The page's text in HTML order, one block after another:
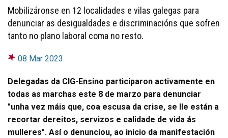
Mobilizáronse en 12 localidades e vilas galegas para
denunciar as desigualdades e discriminacións que sofren
tanto no plano laboral coma no resto.
08 Mar 2023
Delegadas da CIG-Ensino participaron activamente en
todas as marchas este 8 de marzo para denunciar
"unha vez máis que, coa escusa da crise, se lle están a
recortar dereitos, servizos e calidade de vida ás
mulleres". Así o denunciou, ao inicio da manifestación